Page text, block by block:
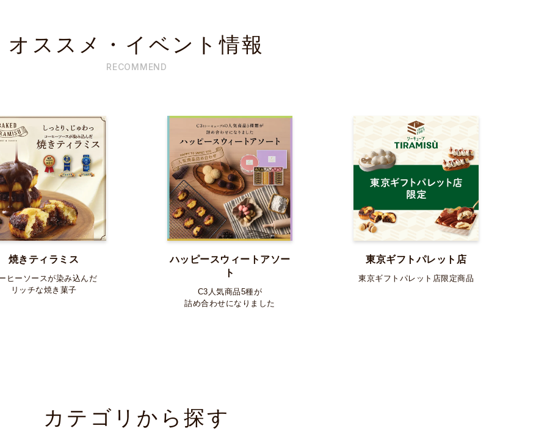
オススメ・イベント情報
RECOMMEND
焼きティラミス
ヒーソースが染み込んだ
リッチな焼き菓子
ハッピースウィートアソー
ト
C3人気商品5種が
詰め合わせになりました
東京ギフトパレット店
東京ギフトパレット店限定商品
カテゴリから探す